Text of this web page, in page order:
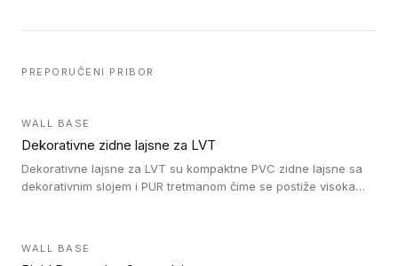
PREPORUČENI PRIBOR
WALL BASE
Dekorativne zidne lajsne za LVT
Dekorativne lajsne za LVT su kompaktne PVC zidne lajsne sa
dekorativnim slojem i PUR tretmanom čime se postiže visoka
WALL BASE